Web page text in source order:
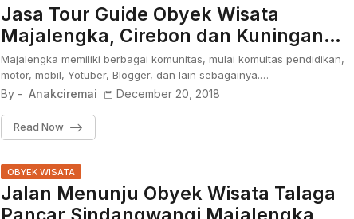
Jasa Tour Guide Obyek Wisata
Majalengka, Cirebon dan Kuningan
Menggunakan Mobil Jeep
Majalengka memiliki berbagai komunitas, mulai komuitas pendidikan,
motor, mobil, Yotuber, Blogger, dan lain sebagainya.…
By - Anakciremai December 20, 2018
Read Now
OBYEK WISATA
Jalan Menunju Obyek Wisata Talaga